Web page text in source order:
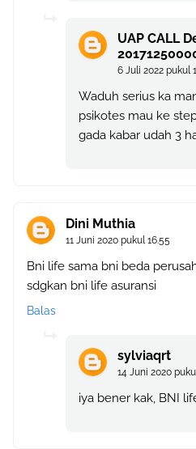
UAP CALL
6 Juli 2022 pukul
Waduh serius ka
psikotes mau ke
gada kabar udah 3
Dini Muthia
11 Juni 2020 pukul 16.55
Bni life sama bni beda
sdgkan bni life asuransi
Balas
sylviaqrt
14 Juni 2020
iya bener kak, BNI